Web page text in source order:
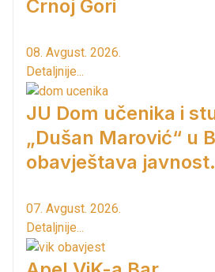
Crnoj Gori
08. Avgust. 2026.
Detaljnije...
JU Dom učenika i
„Dušan Marović“ u
obavještava
07. Avgust. 2026.
Detaljnije...